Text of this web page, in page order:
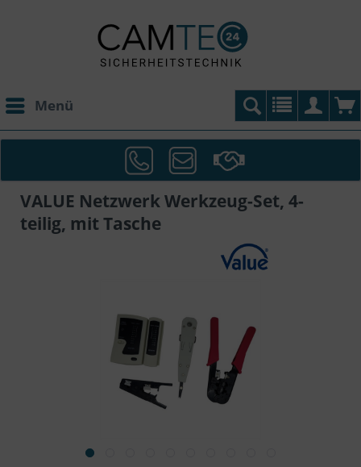
Menü
VALUE Netzwerk Werkzeug-Set, 4-
teilig, mit Tasche